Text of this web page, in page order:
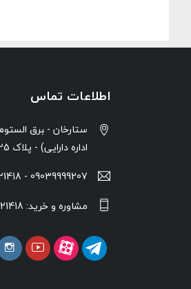
اطلاعات تماس
ستارخان - ‍برق
اداره دارایی) - پلاک 525
09039999207 - 09012221418
مشاوره و خرید: 9012221418